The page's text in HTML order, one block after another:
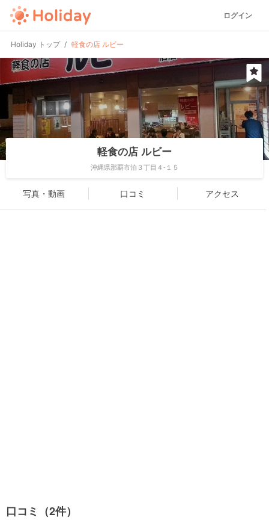
ログイン
Holiday トップ 軽食の店 ルビー
軽食の店 ルビー
沖縄県那覇市泊３丁目４-１５
写真・動画 口コミ アクセス
口コミ（2件）